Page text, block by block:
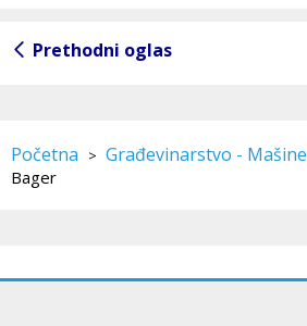
Prethodni oglas
Početna > Građevinarstvo - Mašine
Bager